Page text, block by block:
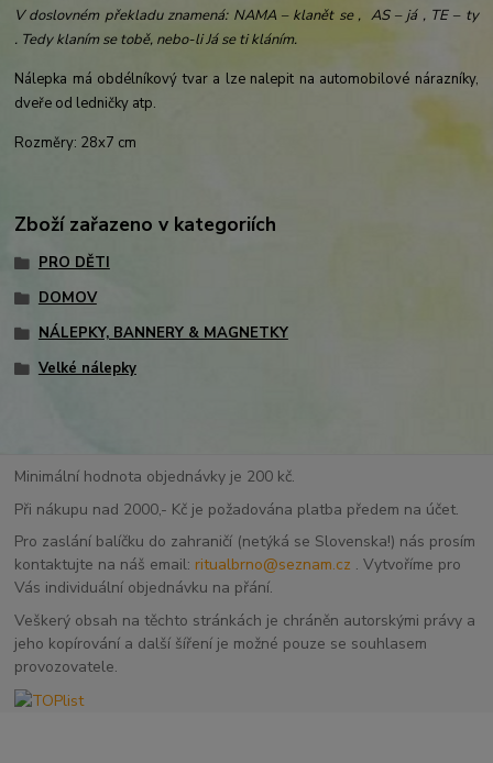
V doslovném překladu znamená: NAMA – klanět se , AS – já , TE – ty
. Tedy klaním se tobě, nebo-li Já se ti kláním.
Nálepka má obdélníkový tvar a lze nalepit na automobilové nárazníky,
dveře od ledničky atp.
Rozměry: 28x7 cm
Zboží zařazeno v kategoriích
PRO DĚTI
DOMOV
NÁLEPKY, BANNERY & MAGNETKY
Velké nálepky
Minimální hodnota objednávky je 200 kč.
Při nákupu nad 2000,- Kč je požadována platba předem na účet.
Pro zaslání balíčku do zahraničí (netýká se Slovenska!) nás prosím
kontaktujte na náš email: ritualbrno@seznam.cz . Vytvoříme pro
Vás individuální objednávku na přání.
Veškerý obsah na těchto stránkách je chráněn autorskými právy a
jeho kopírování a další šíření je možné pouze se souhlasem
provozovatele.